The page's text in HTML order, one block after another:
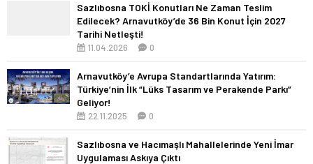
Sazlıbosna TOKİ Konutları Ne Zaman Teslim
Edilecek? Arnavutköy’de 36 Bin Konut İçin 2027
Tarihi Netleşti!
11.04.2026 0
Arnavutköy’e Avrupa Standartlarında Yatırım:
Türkiye’nin İlk “Lüks Tasarım ve Perakende Parkı”
Geliyor!
22.11.2025 0
Sazlıbosna ve Hacımaşlı Mahallelerinde Yeni İmar
Uygulaması Askıya Çıktı